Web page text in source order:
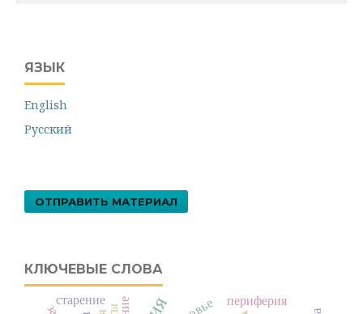
ЯЗЫК
English
Русский
ОТПРАВИТЬ МАТЕРИАЛ
КЛЮЧЕВЫЕ СЛОВА
периферия
старение